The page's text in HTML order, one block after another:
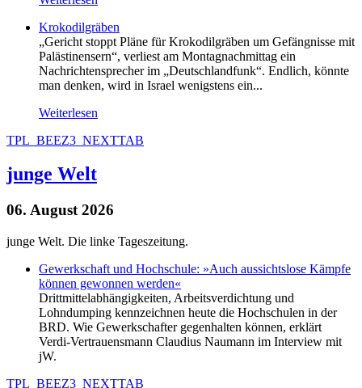
Krokodilgräben
„Gericht stoppt Pläne für Krokodilgräben um Gefängnisse mit
Palästinensern“, verliest am Montagnachmittag ein
Nachrichtensprecher im „Deutschlandfunk“. Endlich, könnte
man denken, wird in Israel wenigstens ein...
Weiterlesen
TPL_BEEZ3_NEXTTAB
junge Welt
06. August 2026
junge Welt. Die linke Tageszeitung.
Gewerkschaft und Hochschule: »Auch aussichtslose Kämpfe
können gewonnen werden«
Drittmittelabhängigkeiten, Arbeitsverdichtung und
Lohndumping kennzeichnen heute die Hochschulen in der
BRD. Wie Gewerkschafter gegenhalten können, erklärt
Verdi-Vertrauensmann Claudius Naumann im Interview mit
jW.
TPL_BEEZ3_NEXTTAB